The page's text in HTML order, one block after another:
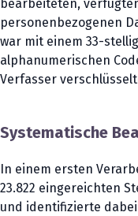
bearbeiteten,
personenbezogenen
war mit einem 33-
alphanumerischen
Verfasser
Systematische
In einem ersten
23.822 eingereichten
und identifizierte dabei